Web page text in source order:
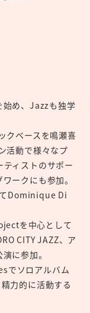
始め、Jazzも独学
クベースを鳴瀬喜
活動で様々なプ
ィストのサポー
ークにも参加。
Dominique Di
を中心として
CITY JAZZ、ア
に参加。
でソロアルバム
力的に活動する